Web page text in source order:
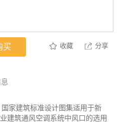
买 收藏 分享
家建筑标准设计图集适用于新
建筑通风空调系统中风口的选用